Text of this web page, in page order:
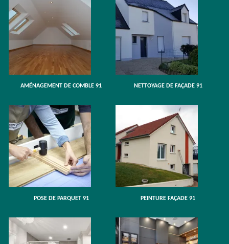
AMÉNAGEMENT DE COMBLE 91 NETTOYAGE DE FAÇADE 91
POSE DE PARQUET 91 PEINTURE FAÇADE 91